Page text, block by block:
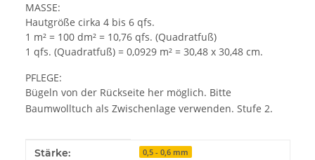
MASSE:
Hautgröße cirka 4 bis 6 qfs.
1 m² = 100 dm² = 10,76 qfs. (Quadratfuß)
1 qfs. (Quadratfuß) = 0,0929 m² = 30,48 x 30,48 cm.
PFLEGE:
Bügeln von der Rückseite her möglich. Bitte
Baumwolltuch als Zwischenlage verwenden. Stufe 2.
Produkteigenschaft
Wert
Stärke: 0,5 - 0,6 mm